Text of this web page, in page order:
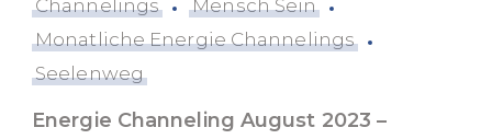
Channelings
Mensch Sein
Monatliche Energie Channelings
Seelenweg
Energie Channeling August 2023 –